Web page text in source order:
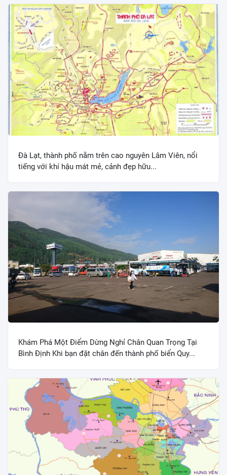
Đà Lạt, thành phố nằm trên cao nguyên Lâm Viên, nổi
tiếng với khí hậu mát mẻ, cảnh đẹp hữu...
Khám Phá Một Điểm Dừng Nghỉ Chân Quan Trọng Tại
Bình Định Khi bạn đặt chân đến thành phố biển Quy...